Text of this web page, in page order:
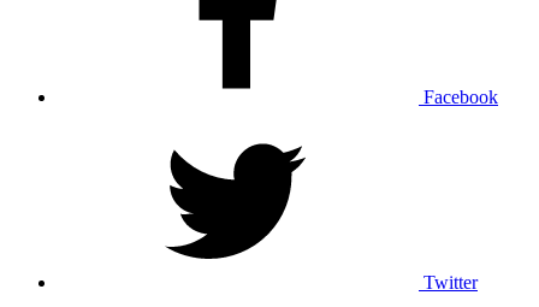
Facebook
Twitter